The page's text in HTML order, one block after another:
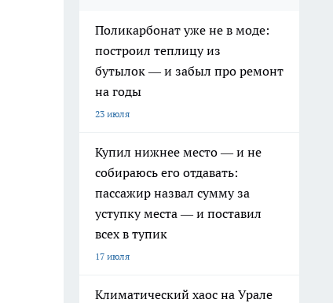
Поликарбонат уже не в моде:
построил теплицу из
бутылок — и забыл про ремонт
на годы
23 июля
Купил нижнее место — и не
собираюсь его отдавать:
пассажир назвал сумму за
уступку места — и поставил
всех в тупик
17 июля
Климатический хаос на Урале